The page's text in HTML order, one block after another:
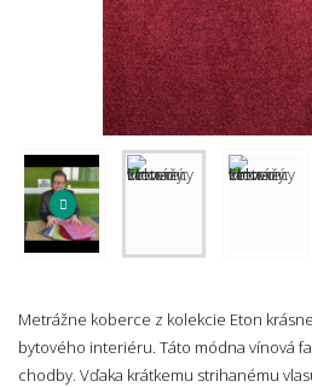
Metrážne koberce z kolekcie Eton
bytového interiéru. Táto módna vínová
chodby. Vďaka krátkemu strihanému